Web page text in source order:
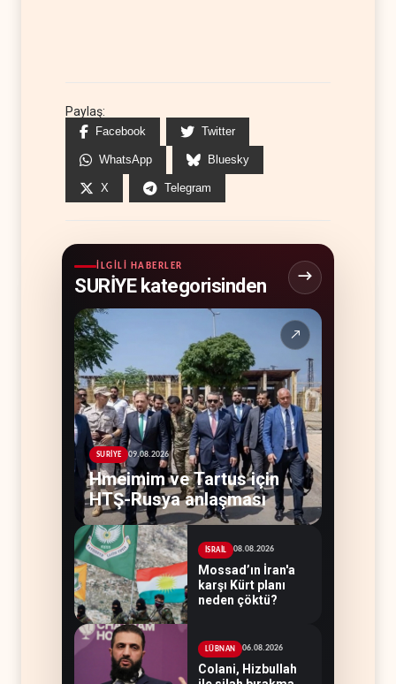
Paylaş:
Facebook Twitter
WhatsApp Bluesky
X Telegram
İLGILI HABERLER
SURİYE kategorisinden
↗
SURİYE 09.08.2026
Hmeimim ve Tartus için
HTŞ-Rusya anlaşması
İSRAİL 08.08.2026
Mossad’ın İran'a
karşı Kürt planı
neden çöktü?
LÜBNAN 06.08.2026
Colani, Hizbullah